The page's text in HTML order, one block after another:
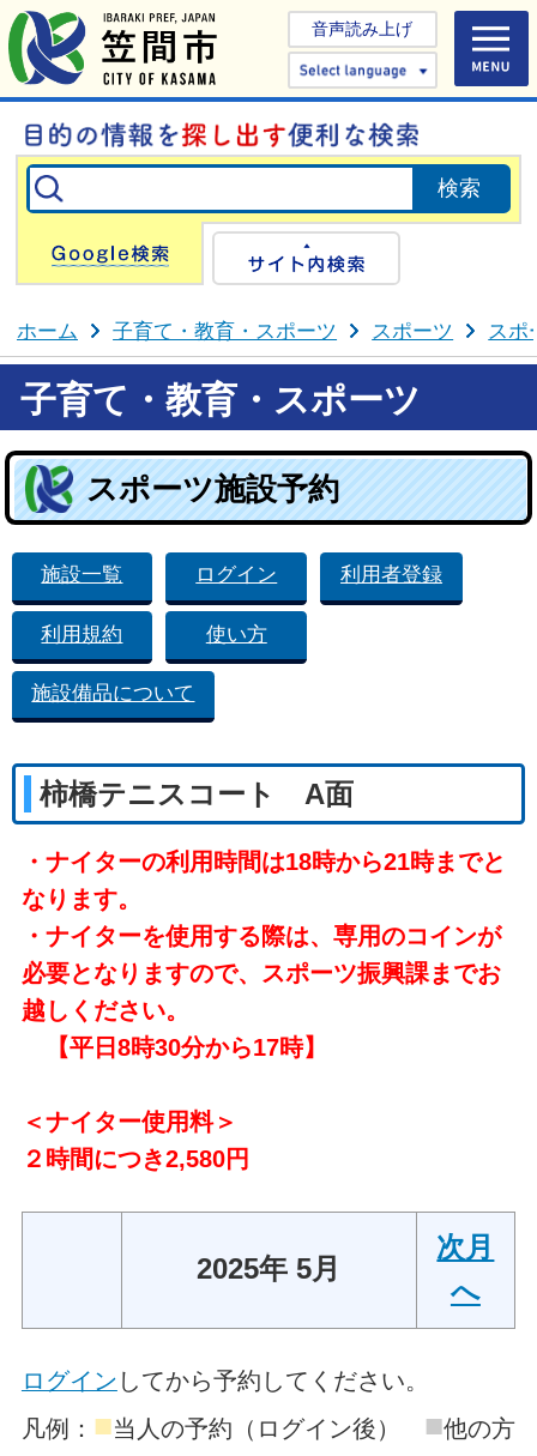
音声読み上げ
Select
Google検索
ホーム 子育て・教育・スポーツ スポーツ スポ
子育て・教育・スポーツ
スポーツ施設予約
施設一覧 ログイン 利用者登録
利用規約 使い方
施設備品について
柿橋テニスコート A面
・ナイターの利用時間は18時から21時までと
なります。
・ナイターを使用する際は、専用のコインが
必要となりますので、スポーツ振興課までお
越しください。
【平日8時30分から17時】
＜ナイター使用料＞
２時間につき2,580円
2025年 5月
次月
へ
ログイン してから予約してください。
凡例： ■当人の予約（ログイン後） ■他の方